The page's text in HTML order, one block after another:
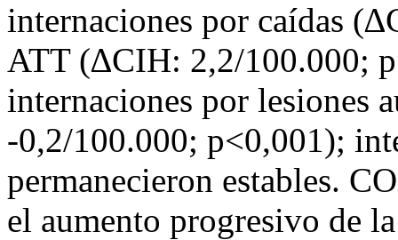
internaciones por caídas
ATT (∆CIH: 2,2/100.000;
internaciones por lesiones
-0,2/100.000; p<0,001);
permanecieron estables.
el aumento progresivo de